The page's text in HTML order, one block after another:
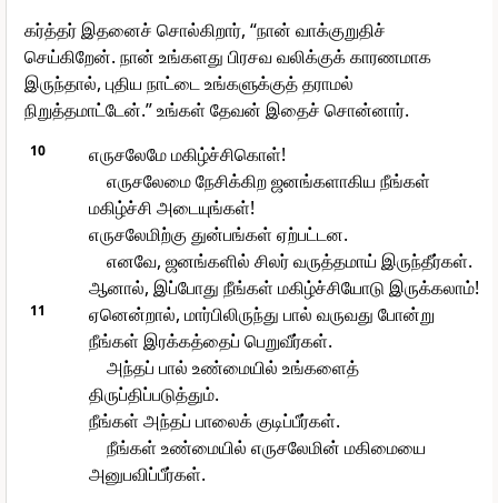
கர்த்தர் இதனைச் சொல்கிறார், “நான் வாக்குறுதிச்
செய்கிறேன். நான் உங்களது பிரசவ வலிக்குக் காரணமாக
இருந்தால், புதிய நாட்டை உங்களுக்குத் தராமல்
நிறுத்தமாட்டேன்.” உங்கள் தேவன் இதைச் சொன்னார்.
10
எருசலேமே மகிழ்ச்சிகொள்!
எருசலேமை நேசிக்கிற ஜனங்களாகிய நீங்கள்
மகிழ்ச்சி அடையுங்கள்!
எருசலேமிற்கு துன்பங்கள் ஏற்பட்டன.
எனவே, ஜனங்களில் சிலர் வருத்தமாய் இருந்தீர்கள்.
ஆனால், இப்போது நீங்கள் மகிழ்ச்சியோடு இருக்கலாம்!
11
ஏனென்றால், மார்பிலிருந்து பால் வருவது போன்று
நீங்கள் இரக்கத்தைப் பெறுவீர்கள்.
அந்தப் பால் உண்மையில் உங்களைத்
திருப்திப்படுத்தும்.
நீங்கள் அந்தப் பாலைக் குடிப்பீர்கள்.
நீங்கள் உண்மையில் எருசலேமின் மகிமையை
அனுபவிப்பீர்கள்.